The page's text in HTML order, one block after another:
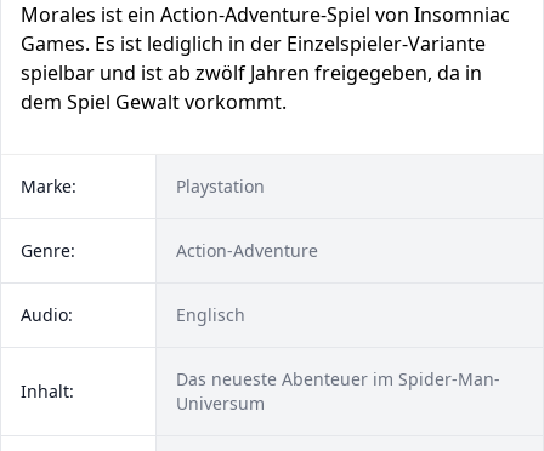
Morales ist ein Action-Adventure-Spiel von Insomniac
Games. Es ist lediglich in der Einzelspieler-Variante
spielbar und ist ab zwölf Jahren freigegeben, da in
dem Spiel Gewalt vorkommt.
Marke: Playstation
Genre: Action-Adventure
Audio: Englisch
Inhalt:
Das neueste Abenteuer im Spider-Man-
Universum